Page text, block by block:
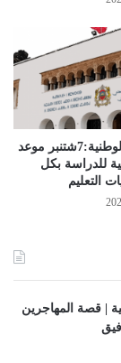
وزارة التربية الوطنية:7شتنبر موعد
للدراسة بكل
التعلیم
| قصة المهاجرين